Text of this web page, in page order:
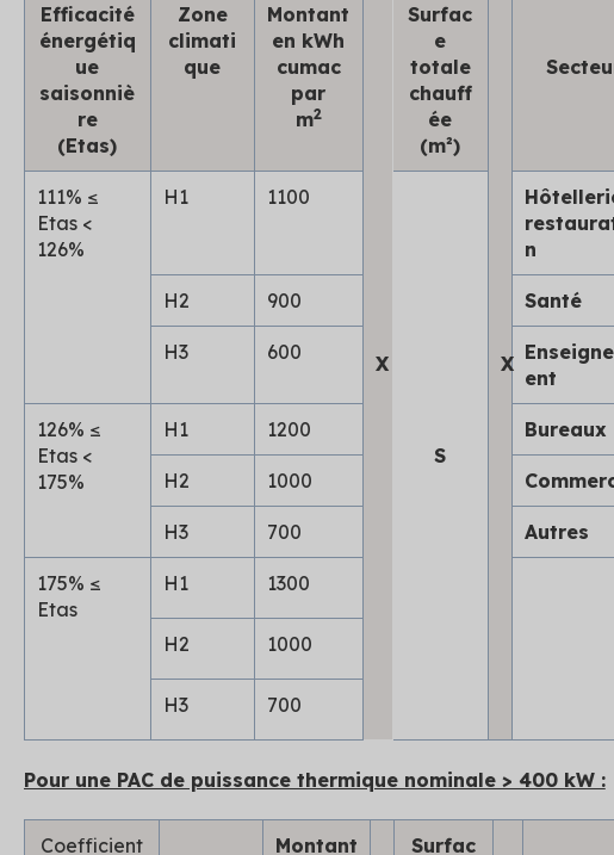
Efficacité
énergétiq
ue
saisonniè
re
(Etas)
Zone
climati
que
Montant
en kWh
cumac
par
m2
X
Surfac
e
totale
chauff
ée
(m²)
X
111% ≤
Etas <
126%
H1 1100
S
n
H2 900 Santé
H3 600
ent
126% ≤
Etas <
175%
H1 1200 Bureaux
H2 1000
H3 700 Autres
175% ≤
Etas
H1 1300
H2 1000
H3 700
Pour une PAC de puissance thermique nominale > 400 kW :
Coefficient Montant Surfac